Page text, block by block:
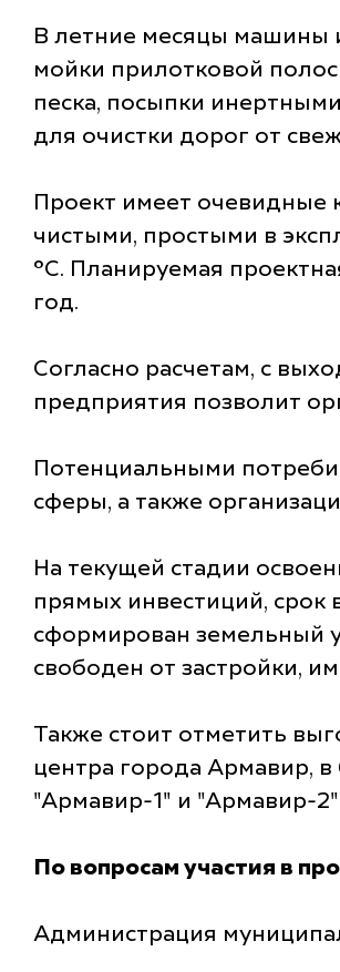
В летние месяцы машины
мойки прилотковой
песка, посыпки
для очистки дорог от
Проект имеет очевидные
чистыми, простыми в
°С. Планируемая
год.
Согласно расчетам, с
предприятия позволит
Потенциальными
сферы, а также
На текущей стадии
прямых инвестиций, срок
сформирован земельный
свободен от застройки,
Также стоит отметить
центра города Армавир,
"Армавир-1" и "Армавир-
По вопросам участия в
Администрация